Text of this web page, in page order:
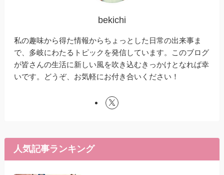
bekichi
私の趣味から得た情報からちょっとした日常の出来事ま
で、多岐にわたるトピックを発信しています。このブログ
が皆さんの生活に新しい風を吹き込むきっかけとなれば幸
いです。どうぞ、お気軽にお付き合いください！
人気記事ランキング